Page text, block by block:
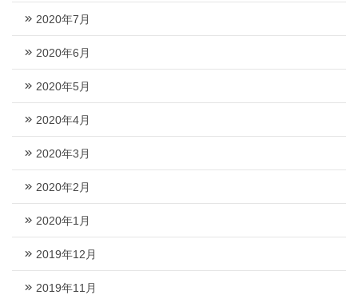
2020年7月
2020年6月
2020年5月
2020年4月
2020年3月
2020年2月
2020年1月
2019年12月
2019年11月